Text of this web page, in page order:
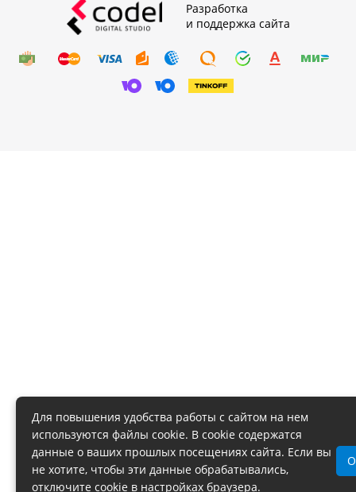
Разработка
и поддержка сайта
Для повышения удобства работы с сайтом на нем
используются файлы cookie. В cookie содержатся
данные о ваших прошлых посещениях сайта. Если вы
не хотите, чтобы эти данные обрабатывались,
отключите cookie в настройках браузера.